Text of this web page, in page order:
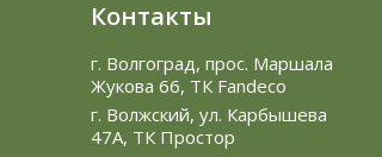
Контакты
г. Волгоград, прос. Маршала
Жукова 66, ТК Fandeco
г. Волжский, ул. Карбышева
47А, ТК Простор